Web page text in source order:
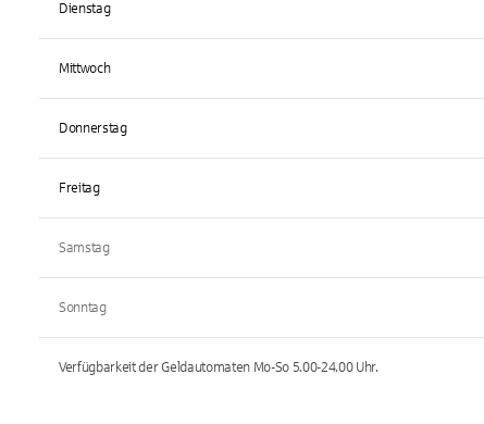
Dienstag
Mittwoch
Donnerstag
Freitag
Samstag
Sonntag
Verfügbarkeit der Geldautomaten Mo-So 5.00-24.00Uhr.